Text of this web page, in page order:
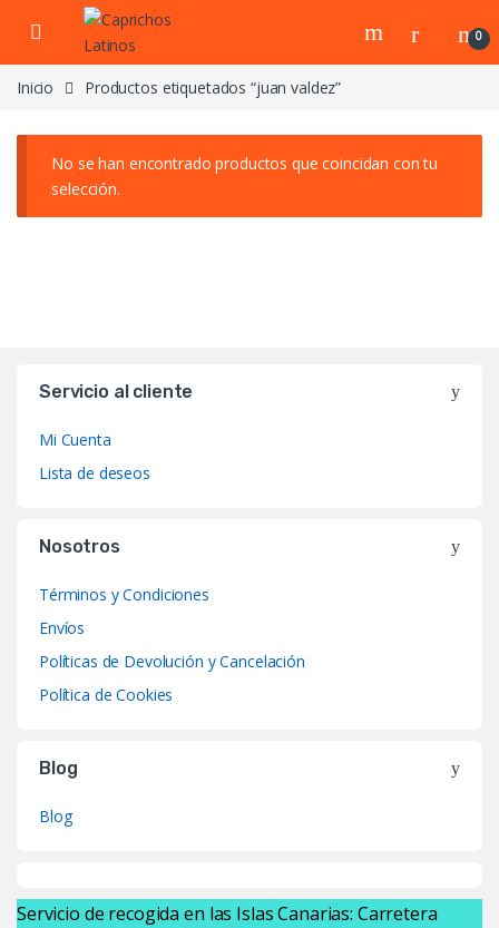
Skip to navigation
Skip to content
0
Inicio Productos etiquetados “juan valdez”
No se han encontrado productos que coincidan con tu
selección.
Servicio al cliente
Mi Cuenta
Lista de deseos
Nosotros
Términos y Condiciones
Envíos
Políticas de Devolución y Cancelación
Política de Cookies
Blog
Blog
Servicio de recogida en las Islas Canarias: Carretera